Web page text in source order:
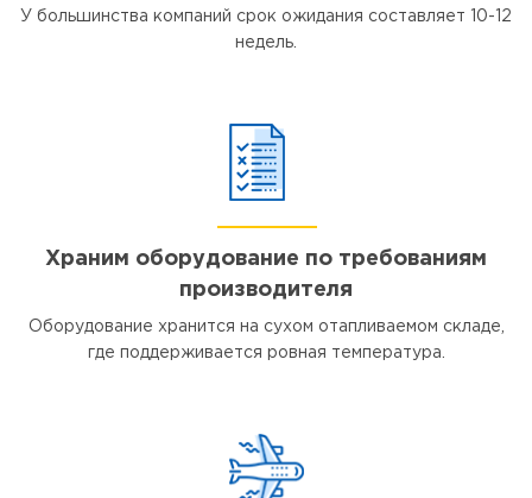
У большинства компаний срок ожидания составляет 10-12
недель.
Храним оборудование по требованиям
производителя
Оборудование хранится на сухом отапливаемом складе,
где поддерживается ровная температура.